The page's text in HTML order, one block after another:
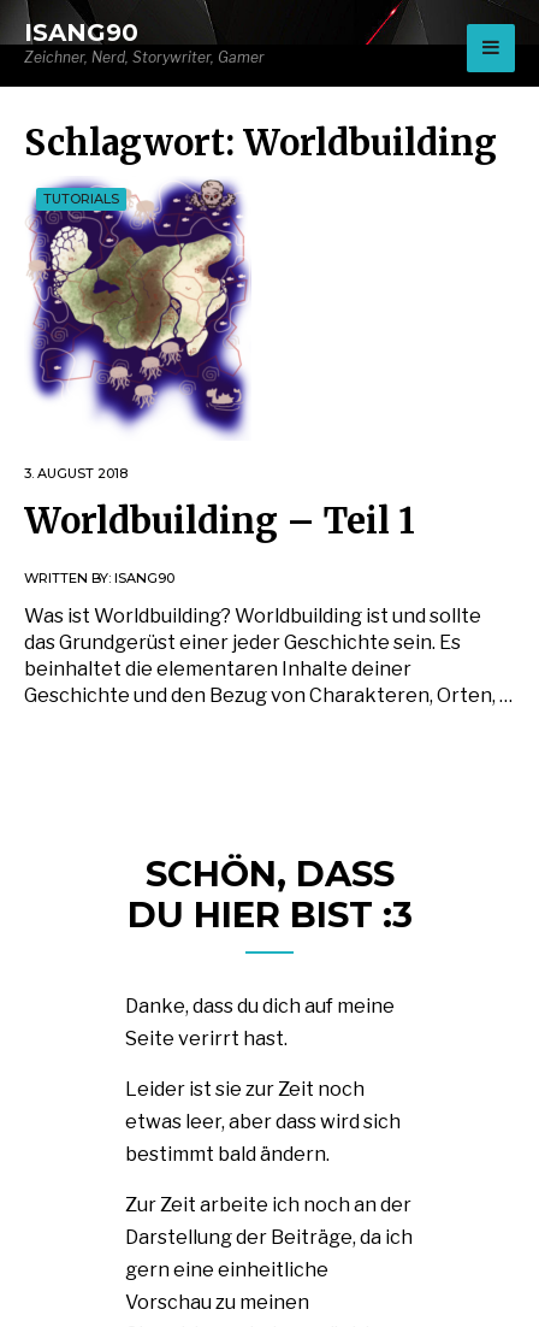
ISANG90
Zeichner, Nerd, Storywriter, Gamer
Schlagwort: Worldbuilding
TUTORIALS
3. AUGUST 2018
Worldbuilding – Teil 1
WRITTEN BY: ISANG90
Was ist Worldbuilding? Worldbuilding ist und sollte
das Grundgerüst einer jeder Geschichte sein. Es
beinhaltet die elementaren Inhalte deiner
Geschichte und den Bezug von Charakteren, Orten, …
SCHÖN, DASS
DU HIER BIST :3
Danke, dass du dich auf meine
Seite verirrt hast.
Leider ist sie zur Zeit noch
etwas leer, aber dass wird sich
bestimmt bald ändern.
Zur Zeit arbeite ich noch an der
Darstellung der Beiträge, da ich
gern eine einheitliche
Vorschau zu meinen
for: